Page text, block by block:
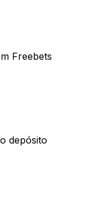
Freebets
depósito